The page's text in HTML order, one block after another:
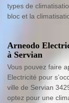
types de
bloc et la
Arneodo
à Servian
Vous pouvez faire
Electricité pour
ville de Servian
optez pour une